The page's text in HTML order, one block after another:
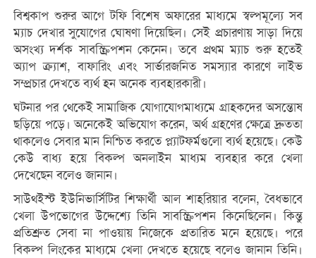
বিশ্বকাপ শুরুর আগে টফি বিশেষ অফারের মাধ্যমে স্বল্পমূল্যে সব
ম্যাচ দেখার সুযোগের ঘোষণা দিয়েছিল। সেই প্রচারণায় সাড়া দিয়ে
অসংখ্য দর্শক সাবস্ক্রিপশন কেনেন। তবে প্রথম ম্যাচ শুরু হতেই
অ্যাপ ক্র্যাশ, বাফারিং এবং সার্ভারজনিত সমস্যার কারণে লাইভ
সম্প্রচার দেখতে ব্যর্থ হন অনেক ব্যবহারকারী।
ঘটনার পর থেকেই সামাজিক যোগাযোগমাধ্যমে গ্রাহকদের অসন্তোষ
ছড়িয়ে পড়ে। অনেকেই অভিযোগ করেন, অর্থ গ্রহণের ক্ষেত্রে দ্রুততা
থাকলেও সেবার মান নিশ্চিত করতে প্ল্যাটফর্মগুলো ব্যর্থ হয়েছে। কেউ
কেউ বাধ্য হয়ে বিকল্প অনলাইন মাধ্যম ব্যবহার করে খেলা
দেখেছেন বলেও জানান।
সাউথইস্ট ইউনিভার্সিটির শিক্ষার্থী আল শাহরিয়ার বলেন, বৈধভাবে
খেলা উপভোগের উদ্দেশ্যে তিনি সাবস্ক্রিপশন কিনেছিলেন। কিন্তু
প্রতিশ্রুত সেবা না পাওয়ায় নিজেকে প্রতারিত মনে হয়েছে। পরে
বিকল্প লিংকের মাধ্যমে খেলা দেখতে হয়েছে বলেও জানান তিনি।